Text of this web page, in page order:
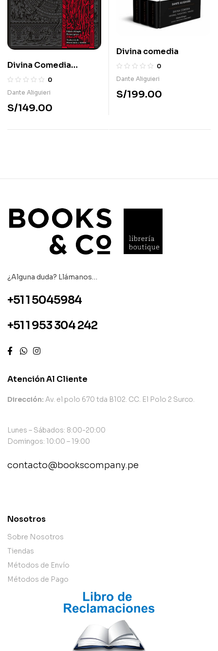
Divina Comedia
Liberada: Infierno
0
Dante Aliguieri
S/149.00
Divina comedia
0
Dante Aliguieri
S/199.00
¿Alguna duda? Llámanos…
+51 1 5045984
+51 1 953 304 242
Atención Al Cliente
Dirección: Av. el polo 670 tda B102. CC. El Polo 2 Surco.
Lunes – Sábados: 8:00-20:00
Domingos: 10:00 – 19:00
contacto@bookscompany.pe
Nosotros
Sobre Nosotros
Tiendas
Métodos de Envío
Métodos de Pago